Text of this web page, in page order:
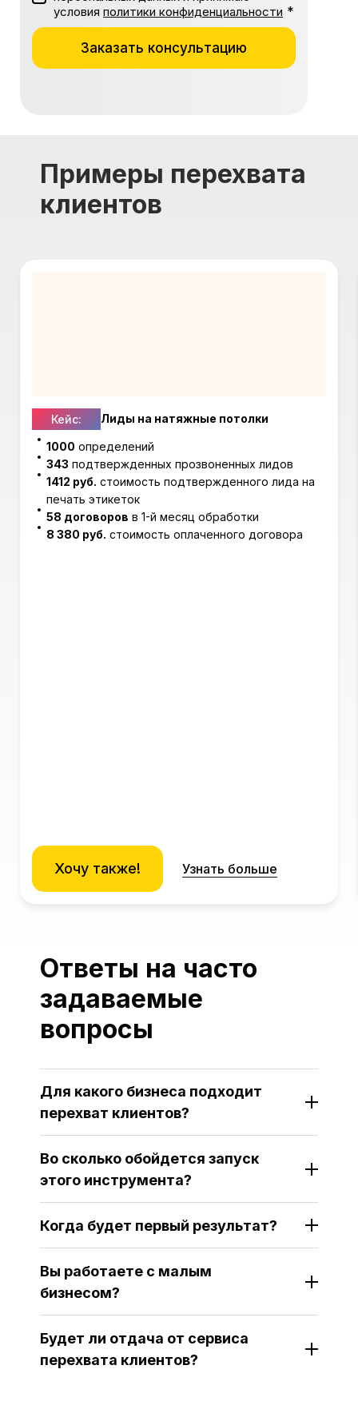
условия политики конфиденциальности *
Заказать консультацию
Примеры перехвата
клиентов
Кейс: Лиды на натяжные потолки
1000 определений
343 подтвержденных прозвоненных лидов
1412 руб. стоимость подтвержденного лида на
печать этикеток
58 договоров в 1-й месяц обработки
8 380 руб. стоимость оплаченного договора
Хочу также! Узнать больше
Ответы на часто
задаваемые
вопросы
Для какого бизнеса подходит
перехват клиентов?
Во сколько обойдется запуск
этого инструмента?
Когда будет первый результат?
Вы работаете с малым
бизнесом?
Будет ли отдача от сервиса
перехвата клиентов?